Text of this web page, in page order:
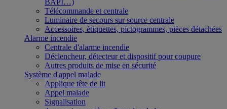
BAPI…)
Télécommande et centrale
Luminaire de secours sur source centrale
Accessoires, étiquettes, pictogrammes, pièces détachées
Alarme incendie
Centrale d'alarme incendie
Déclencheur, détecteur et dispositif pour coupure
Autres produits de mise en sécurité
Système d'appel malade
Applique tête de lit
Appel malade
Signalisation